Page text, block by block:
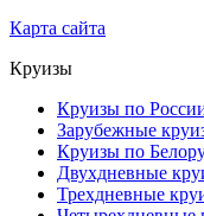
Карта сайта
Круизы
Круизы по
Зарубежные
Круизы по
Двухдневные
Трехдневные